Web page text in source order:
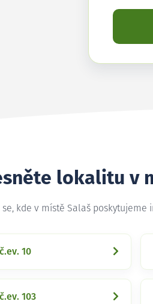
lokalitu v
se, kde v místě Salaš poskytujeme
10
103